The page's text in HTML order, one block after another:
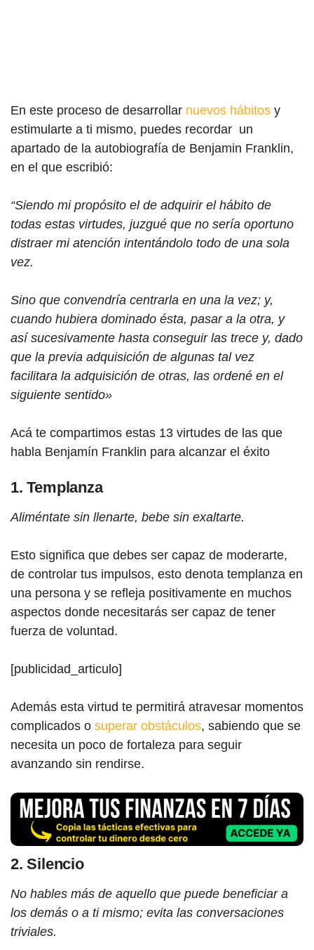
En este proceso de desarrollar nuevos hábitos y
estimularte a ti mismo, puedes recordar un
apartado de la autobiografía de Benjamin Franklin,
en el que escribió:
“Siendo mi propósito el de adquirir el hábito de
todas estas virtudes, juzgué que no sería oportuno
distraer mi atención intentándolo todo de una sola
vez.
Sino que convendría centrarla en una la vez; y,
cuando hubiera dominado ésta, pasar a la otra, y
así sucesivamente hasta conseguir las trece y, dado
que la previa adquisición de algunas tal vez
facilitara la adquisición de otras, las ordené en el
siguiente sentido»
Acá te compartimos estas 13 virtudes de las que
habla Benjamín Franklin para alcanzar el éxito
1. Templanza
Aliméntate sin llenarte, bebe sin exaltarte.
Esto significa que debes ser capaz de moderarte,
de controlar tus impulsos, esto denota templanza en
una persona y se refleja positivamente en muchos
aspectos donde necesitarás ser capaz de tener
fuerza de voluntad.
[publicidad_articulo]
Además esta virtud te permitirá atravesar momentos
complicados o superar obstáculos, sabiendo que se
necesita un poco de fortaleza para seguir
avanzando sin rendirse.
2. Silencio
No hables más de aquello que puede beneficiar a
los demás o a ti mismo; evita las conversaciones
triviales.